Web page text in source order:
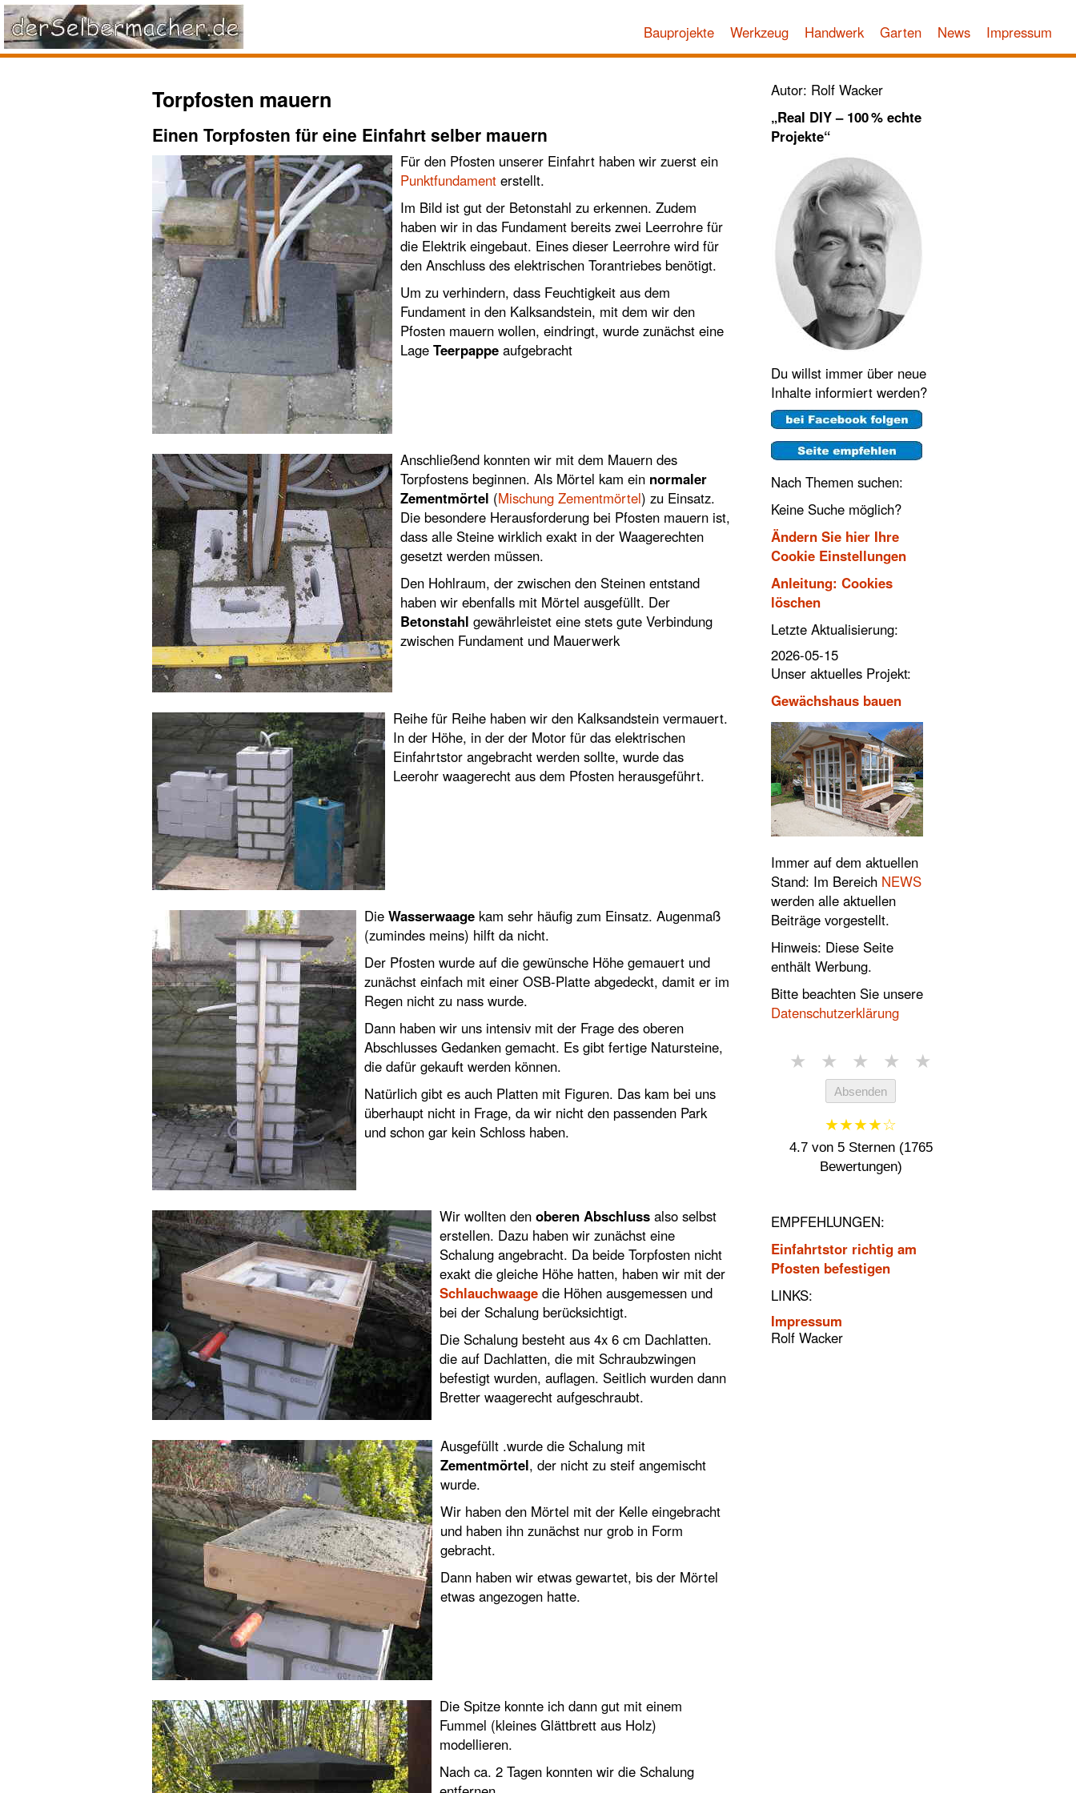
Bauprojekte Werkzeug Handwerk Garten News Impressum
Torpfosten mauern
Einen Torpfosten für eine Einfahrt selber mauern
Für den Pfosten unserer Einfahrt haben wir zuerst ein
Punktfundamenterstellt.
Im Bild ist gut der Betonstahl zu erkennen. Zudem
haben wir in das Fundament bereits zwei Leerrohre für
die Elektrik eingebaut. Eines dieser Leerrohre wird für
den Anschluss des elektrischen Torantriebes benötigt.
Um zu verhindern, dass Feuchtigkeit aus dem
Fundament in den Kalksandstein, mit dem wir den
Pfosten mauern wollen, eindringt, wurde zunächst eine
Lage Teerpappeaufgebracht
Anschließend konnten wir mit dem Mauern des
Torpfostens beginnen. Als Mörtel kam ein normaler
Zementmörtel (Mischung Zementmörtel) zu Einsatz.
Die besondere Herausforderung bei Pfosten mauern ist,
dass alle Steine wirklich exakt in der Waagerechten
gesetzt werden müssen.
Den Hohlraum, der zwischen den Steinen entstand
haben wir ebenfalls mit Mörtel ausgefüllt. Der
Betonstahl gewährleistet eine stets gute Verbindung
zwischen Fundament und Mauerwerk
Reihe für Reihe haben wir den Kalksandstein vermauert.
In der Höhe, in der der Motor für das elektrischen
Einfahrtstor angebracht werden sollte, wurde das
Leerohr waagerecht aus dem Pfosten herausgeführt.
Die Wasserwaagekam sehr häufig zum Einsatz. Augenmaß
(zumindes meins) hilft da nicht.
Der Pfosten wurde auf die gewünsche Höhe gemauert und
zunächst einfach mit einer OSB-Platte abgedeckt, damit er im
Regen nicht zu nass wurde.
Dann haben wir uns intensiv mit der Frage des oberen
Abschlusses Gedanken gemacht. Es gibt fertige Natursteine,
die dafür gekauft werden können.
Natürlich gibt es auch Platten mit Figuren. Das kam bei uns
überhaupt nicht in Frage, da wir nicht den passenden Park
und schon gar kein Schloss haben.
Wir wollten den oberen Abschlussalso selbst
erstellen. Dazu haben wir zunächst eine
Schalung angebracht. Da beide Torpfosten nicht
exakt die gleiche Höhe hatten, haben wir mit der
Schlauchwaagedie Höhen ausgemessen und
bei der Schalung berücksichtigt.
Die Schalung besteht aus 4x 6 cm Dachlatten.
die auf Dachlatten, die mit Schraubzwingen
befestigt wurden, auflagen. Seitlich wurden dann
Bretter waagerecht aufgeschraubt.
Ausgefüllt .wurde die Schalung mit
Zementmörtel, der nicht zu steif angemischt
wurde.
Wir haben den Mörtel mit der Kelle eingebracht
und haben ihn zunächst nur grob in Form
gebracht.
Dann haben wir etwas gewartet, bis der Mörtel
etwas angezogen hatte.
Die Spitze konnte ich dann gut mit einem
Fummel (kleines Glättbrett aus Holz)
modellieren.
Nach ca. 2 Tagen konnten wir die Schalung
Autor: Rolf Wacker
„Real DIY – 100 % echte
Projekte“
Du willst immer über neue
Inhalte informiert werden?
Nach Themen suchen:
Keine Suche möglich?
Ändern Sie hier Ihre
Cookie Einstellungen
Anleitung: Cookies
löschen
Letzte Aktualisierung:
2026-05-15
Unser aktuelles Projekt:
Gewächshaus bauen
Immer auf dem aktuellen
Stand: Im Bereich NEWS
werden alle aktuellen
Beiträge vorgestellt.
Hinweis: Diese Seite
enthält Werbung.
Bitte beachten Sie unsere
Datenschutzerklärung
★ ★ ★ ★ ★
Absenden
★★★★☆
4.7 von 5 Sternen (1765
Bewertungen)
EMPFEHLUNGEN:
Einfahrtstor richtig am
Pfosten befestigen
LINKS:
Impressum
Rolf Wacker